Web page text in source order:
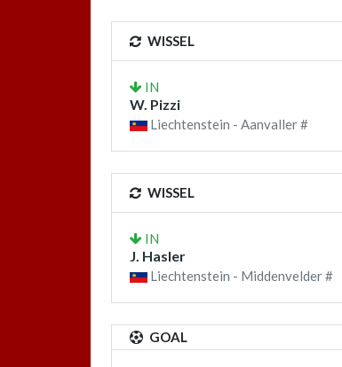
WISSEL
IN
W. Pizzi
Liechtenstein - Aanvaller #
WISSEL
IN
J. Hasler
Liechtenstein - Middenvelder #
GOAL